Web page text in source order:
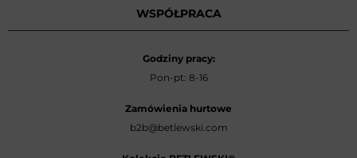
WSPÓŁPRACA
Godziny pracy:
Pon-pt: 8-16
Zamówienia hurtowe
b2b@betlewski.com